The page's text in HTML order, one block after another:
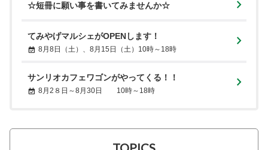
☆短冊に願い事を書いてみませんか☆
てみやげマルシェがOPENします！
8月8日（土）、8月15日（土）10時～18時
サンリオカフェワゴンがやってくる！！
8月2８日～8月30日 10時～18時